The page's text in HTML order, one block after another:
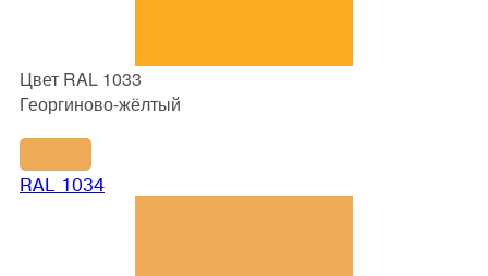
Цвет RAL 1033
Георгиново-жёлтый
RAL 1034